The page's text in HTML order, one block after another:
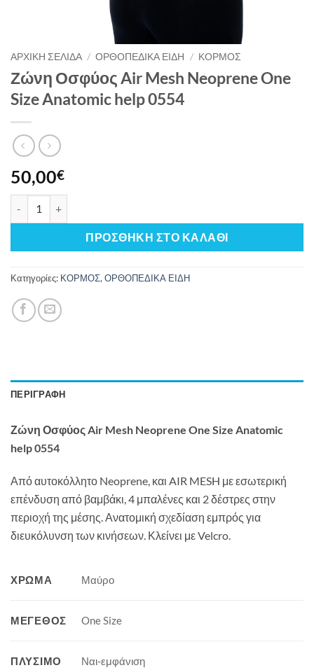
ΑΡΧΙΚΉ ΣΕΛΊΔΑ / ΟΡΘΟΠΕΔΙΚΑ ΕΙΔΗ / ΚΟΡΜΟΣ
Ζώνη Οσφύος Air Mesh Neoprene One
Size Anatomic help 0554
50,00€
ΠΡΟΣΘΉΚΗ ΣΤΟ ΚΑΛΆΘΙ
Κατηγορίες: ΚΟΡΜΟΣ, ΟΡΘΟΠΕΔΙΚΑ ΕΙΔΗ
ΠΕΡΙΓΡΑΦΉ
Ζώνη Οσφύος Air Mesh Neoprene One Size Anatomic
help 0554
Από αυτοκόλλητο Neoprene, και AIR MESH με εσωτερική
επένδυση από βαμβάκι, 4 μπαλένες και 2 δέστρες στην
περιοχή της μέσης. Ανατομική σχεδίαση εμπρός για
διευκόλυνση των κινήσεων. Κλείνει με Velcro.
ΧΡΏΜΑ Μαύρο
ΜΈΓΕΘΟΣ One Size
ΠΛΎΣΙΜΟ Ναι-εμφάνιση